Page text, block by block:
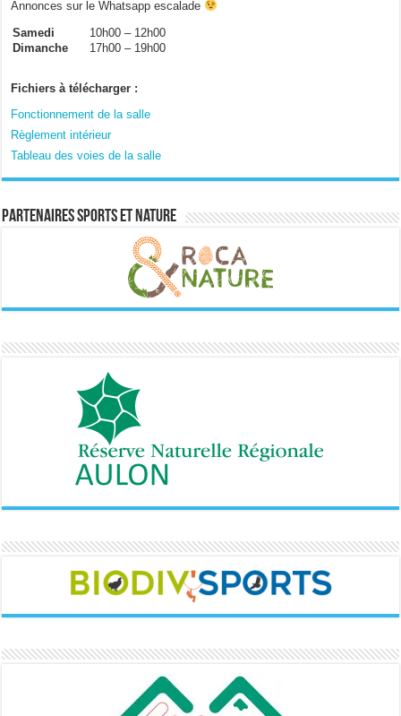
Annonces sur le Whatsapp escalade
Samedi
10h00 – 12h00
Dimanche
17h00 – 19h00
Fichiers à télécharger :
Fonctionnement de la salle
Règlement intérieur
Tableau des voies de la salle
Partenaires sports et nature